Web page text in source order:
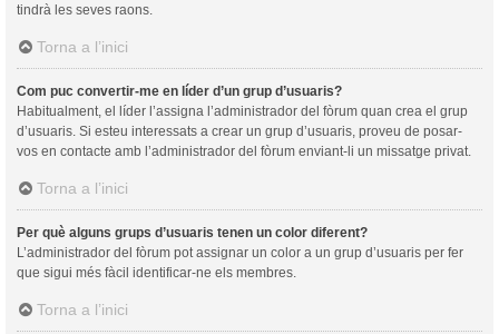
tindrà les seves raons.
Torna a l’inici
Com puc convertir-me en líder d’un grup d’usuaris?
Habitualment, el líder l’assigna l’administrador del fòrum quan crea el grup
d’usuaris. Si esteu interessats a crear un grup d’usuaris, proveu de posar-
vos en contacte amb l’administrador del fòrum enviant-li un missatge privat.
Torna a l’inici
Per què alguns grups d’usuaris tenen un color diferent?
L’administrador del fòrum pot assignar un color a un grup d’usuaris per fer
que sigui més fàcil identificar-ne els membres.
Torna a l’inici